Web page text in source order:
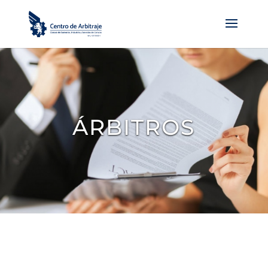
ÁRBITROS